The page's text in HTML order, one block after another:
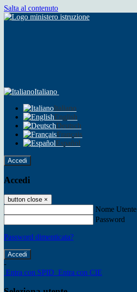
Salta al contenuto
Italiano
Italiano
English
Deutsch
Français
Español
Accedi
Accedi
button close ×
Nome Utente
Password
Password dimenticata?
-
Entra con SPID Entra con CIE